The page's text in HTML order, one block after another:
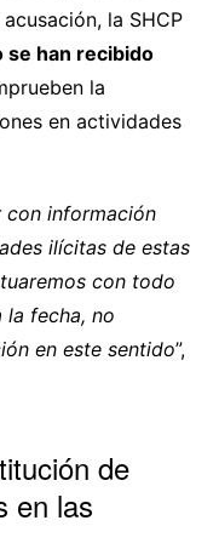
la SHCP
se han recibido
la
en actividades
con información
ilícitas de estas
con todo
la fecha, no
en este sentido”,
de
en las